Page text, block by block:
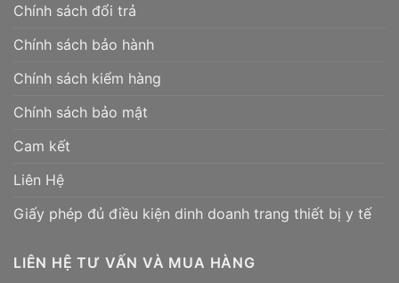
Chính sách đổi trả
Chính sách bảo hành
Chính sách kiểm hàng
Chính sách bảo mật
Cam kết
Liên Hệ
Giấy phép đủ điều kiện dinh doanh trang thiết bị y tế
LIÊN HỆ TƯ VẤN VÀ MUA HÀNG